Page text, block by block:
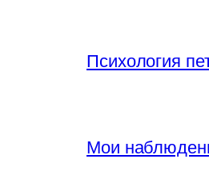
Психология
Мои